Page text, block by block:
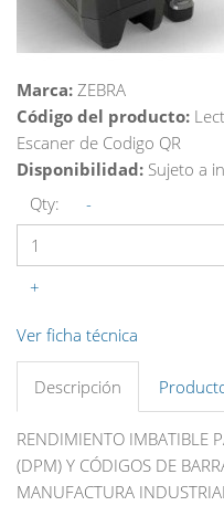
Marca: ZEBRA
Código del producto:
Escaner de Codigo QR
Disponibilidad: Sujeto a
Qty:
-
+
Ver ficha técnica
Descripción
RENDIMIENTO IMBATIBLE
(DPM) Y CÓDIGOS DE
MANUFACTURA